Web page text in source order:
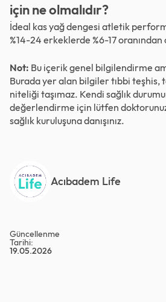
için ne olmalıdır?
İdeal kas yağ dengesi atletik
%14-24 erkeklerde %6-17 oranından
Not: Bu içerik genel bilgilendirme
Burada yer alan bilgiler tıbbi teşhis,
niteliği taşımaz. Kendi sağlık
değerlendirme için lütfen
sağlık kuruluşuna danışınız.
Acıbadem Life
Güncellenme
Tarihi:
19.05.2026